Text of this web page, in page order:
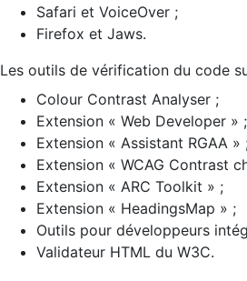
Safari et VoiceOver ;
Firefox et Jaws.
Les outils de vérification du code
Colour Contrast Analyser ;
Extension « Web Developer » ;
Extension « Assistant RGAA »
Extension « WCAG Contrast
Extension « ARC Toolkit » ;
Extension « HeadingsMap » ;
Outils pour développeurs
Validateur HTML du W3C.